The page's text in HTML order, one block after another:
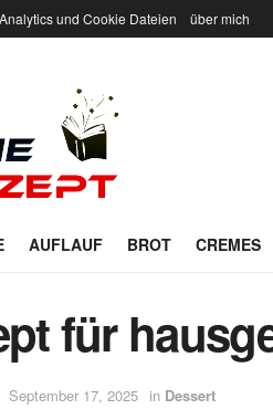
und Cookie Dateien über mich
AUFLAUF BROT CREMES
für
September 17, 2025 in Dessert